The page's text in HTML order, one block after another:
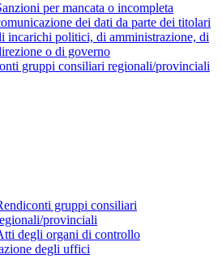
per mancata o incompleta
dei dati da parte dei titolari
incarichi politici, di amministrazione, di
o di governo
gruppi consiliari regionali/provinciali
gruppi consiliari
provinciali
degli organi di controllo
degli uffici